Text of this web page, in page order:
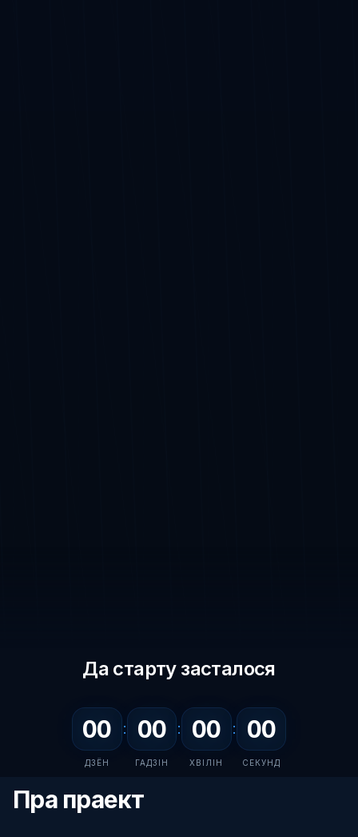
Да старту засталося
00
ДЗЁН
: 00
ГАДЗІН
: 00
ХВІЛІН
: 00
СЕКУНД
Пра праект